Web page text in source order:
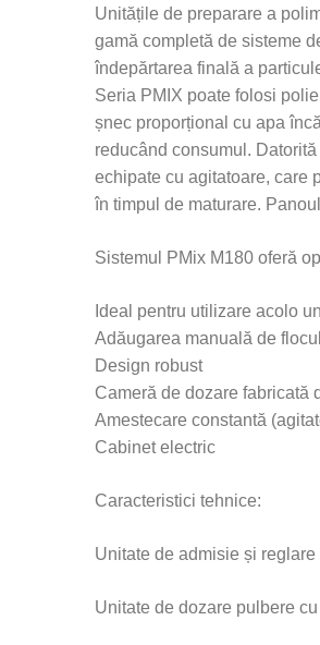
Unitățile de preparare a
gamă completă de sisteme
îndepărtarea finală a
Seria PMIX poate folosi
șnec proporțional cu apa
reducând consumul.
echipate cu agitatoare, care
în timpul de maturare.
Sistemul PMix M180 oferă
Ideal pentru utilizare acolo
Adăugarea manuală de
Design robust
Cameră de dozare fabricată
Amestecare constantă
Cabinet electric
Caracteristici tehnice:
Unitate de admisie și
Unitate de dozare pulbere